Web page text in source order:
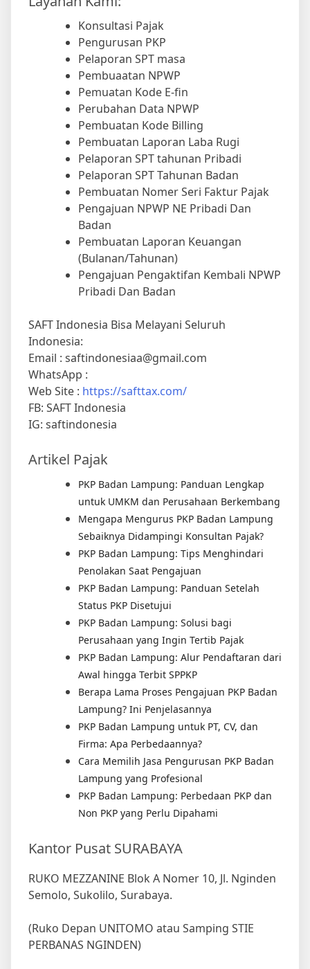
Konsultasi Pajak
Pengurusan PKP
Pelaporan SPT masa
Pembuaatan NPWP
Pemuatan Kode E-fin
Perubahan Data NPWP
Pembuatan Kode Billing
Pembuatan Laporan Laba Rugi
Pelaporan SPT tahunan Pribadi
Pelaporan SPT Tahunan Badan
Pembuatan Nomer Seri Faktur Pajak
Pengajuan NPWP NE Pribadi Dan
Badan
Pembuatan Laporan Keuangan
(Bulanan/Tahunan)
Pengajuan Pengaktifan Kembali NPWP
Pribadi Dan Badan
Indonesia:
Email : saftindonesiaa@gmail.com
WhatsApp :
Web Site : https://safttax.com/
FB: SAFT Indonesia
IG: saftindonesia
PKP Badan Lampung: Panduan Lengkap
untuk UMKM dan Perusahaan Berkembang
Mengapa Mengurus PKP Badan Lampung
Sebaiknya Didampingi Konsultan Pajak?
PKP Badan Lampung: Tips Menghindari
Penolakan Saat Pengajuan
PKP Badan Lampung: Panduan Setelah
Status PKP Disetujui
PKP Badan Lampung: Solusi bagi
Perusahaan yang Ingin Tertib Pajak
PKP Badan Lampung: Alur Pendaftaran dari
Awal hingga Terbit SPPKP
Berapa Lama Proses Pengajuan PKP Badan
Lampung? Ini Penjelasannya
PKP Badan Lampung untuk PT, CV, dan
Firma: Apa Perbedaannya?
Cara Memilih Jasa Pengurusan PKP Badan
Lampung yang Profesional
PKP Badan Lampung: Perbedaan PKP dan
Non PKP yang Perlu Dipahami
Semolo, Sukolilo, Surabaya.
PERBANAS NGINDEN)